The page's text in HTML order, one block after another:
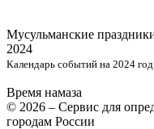
Мусульманские
2024
Календарь событий на 2024 год
Время намаза
© 2026 – Сервис для
городам России